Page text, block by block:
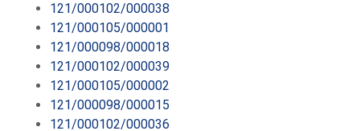
121/000102/000038
121/000105/000001
121/000098/000018
121/000102/000039
121/000105/000002
121/000098/000015
121/000102/000036